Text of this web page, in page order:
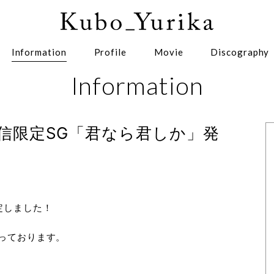
Information Profile Movie Discography
Information
限定SG「君なら君しか」発
ました！
おります。